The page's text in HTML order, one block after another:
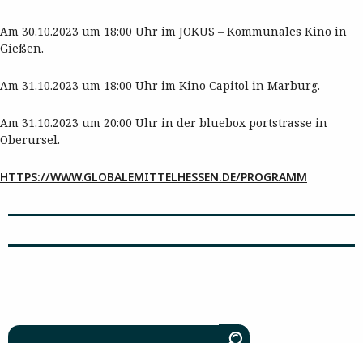
Am 30.10.2023 um 18:00 Uhr im JOKUS – Kommunales Kino in
Gießen.
Am 31.10.2023 um 18:00 Uhr im Kino Capitol in Marburg.
Am 31.10.2023 um 20:00 Uhr in der bluebox portstrasse in
Oberursel.
HTTPS://WWW.GLOBALEMITTELHESSEN.DE/PROGRAMM